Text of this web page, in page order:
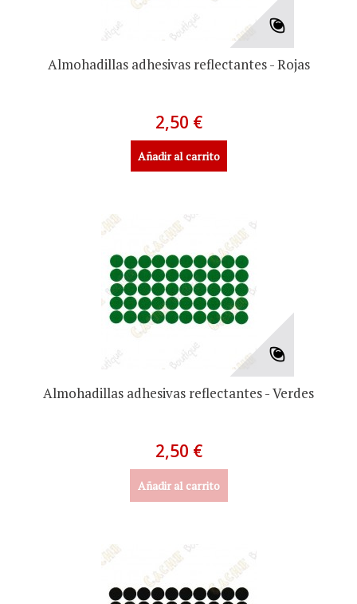
Almohadillas adhesivas reflectantes - Rojas
2,50 €
Añadir al carrito
Almohadillas adhesivas reflectantes - Verdes
2,50 €
Añadir al carrito